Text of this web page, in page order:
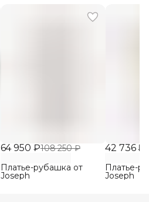
64 950 ₽108 250 ₽
Платье-рубашка от
Joseph
42 736 ₽
Платье-
Joseph